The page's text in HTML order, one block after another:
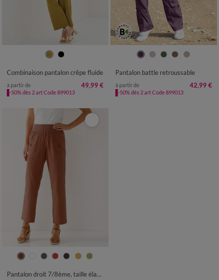
40 42 44
Combinaison pantalon crêpe fluide
à partir de 49,99 €
-50% dès 2 art Code 899013
38 40 42 44 46
Pantalon battle retroussable
à partir de 42,99 €
-50% dès 2 art Code 899013
36 40 42 44 46
48
Pantalon droit 7/8ème, taille élastiquée, lin coton